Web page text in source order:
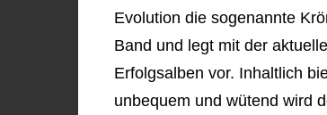
Evolution die sogenannte
Band und legt mit der
Erfolgsalben vor. Inhaltlich
unbequem und wütend wird